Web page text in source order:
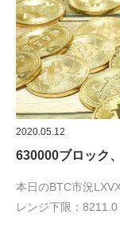
2020.05.12
630000ブロック
本日のBTC市況
レンジ下限：